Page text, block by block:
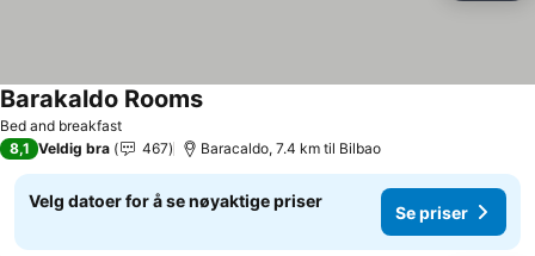
Bed and breakfast
Barakaldo RoomsSe priser
8,1 Veldig bra 467 Baracaldo, 7.4 km til Bilbao
Velg datoer for å se nøyaktige priser
Se priser